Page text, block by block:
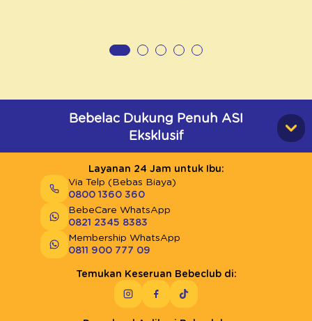
Bebelac Dukung Penuh ASI
Eksklusif
Layanan 24 Jam untuk Ibu:
Via Telp (Bebas Biaya)
0800 1360 360
BebeCare WhatsApp
0821 2345 8383
Membership WhatsApp
0811 900 777 09
Temukan Keseruan Bebeclub di: